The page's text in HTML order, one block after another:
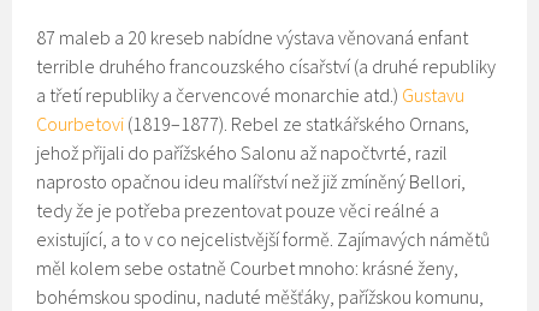
87 maleb a 20 kreseb nabídne výstava věnovaná enfant
terrible druhého francouzského císařství (a druhé republiky
a třetí republiky a červencové monarchie atd.) Gustavu
Courbetovi (1819–1877). Rebel ze statkářského Ornans,
jehož přijali do pařížského Salonu až napočtvrté, razil
naprosto opačnou ideu malířství než již zmíněný Bellori,
tedy že je potřeba prezentovat pouze věci reálné a
existující, a to v co nejcelistvější formě. Zajímavých námětů
měl kolem sebe ostatně Courbet mnoho: krásné ženy,
bohémskou spodinu, naduté měšťáky, pařížskou komunu,